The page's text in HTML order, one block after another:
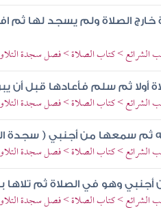
خارج الصلاة ولم يسجد لها ثم
الشرائع > كتاب الصلاة > فصل سجدة
أولا ثم سلم فأعادها قبل أن
الشرائع > كتاب الصلاة > فصل سجدة
ثم سمعها من أجنبي ( سجدة
الشرائع > كتاب الصلاة > فصل سجدة
أجنبي وهو في الصلاة ثم تلاها
الشرائع > كتاب الصلاة > فصل سجدة